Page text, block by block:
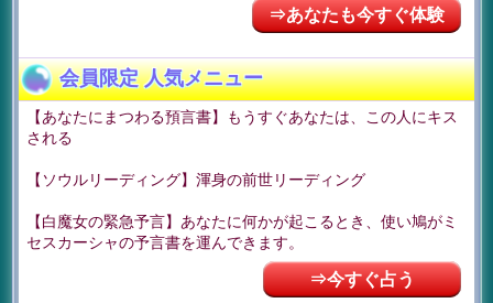
⇒あなたも今すぐ体験
会員限定 人気メニュー
【あなたにまつわる預言書】もうすぐあなたは、この人にキス
される
【ソウルリーディング】渾身の前世リーディング
【白魔女の緊急予言】あなたに何かが起こるとき、使い鳩がミ
セスカーシャの予言書を運んできます。
⇒今すぐ占う